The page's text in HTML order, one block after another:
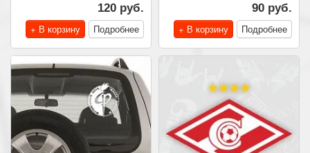
120 руб.
+ В корзину
Подробнее
90 руб.
+ В корзину
Подробнее